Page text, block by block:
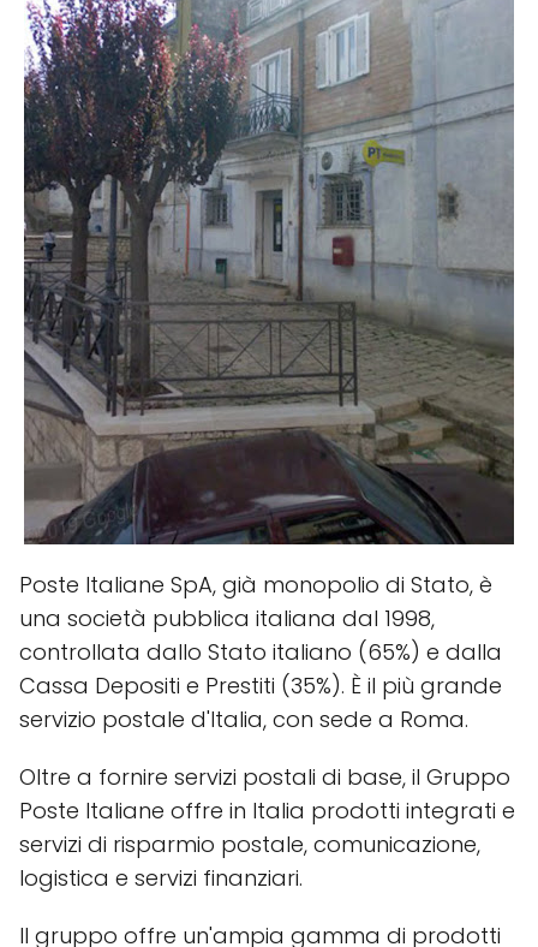
Poste Italiane SpA, già monopolio di Stato, è
una società pubblica italiana dal 1998,
controllata dallo Stato italiano (65%) e dalla
Cassa Depositi e Prestiti (35%). È il più grande
servizio postale d'Italia, con sede a Roma.
Oltre a fornire servizi postali di base, il Gruppo
Poste Italiane offre in Italia prodotti integrati e
servizi di risparmio postale, comunicazione,
logistica e servizi finanziari.
Il gruppo offre un'ampia gamma di prodotti